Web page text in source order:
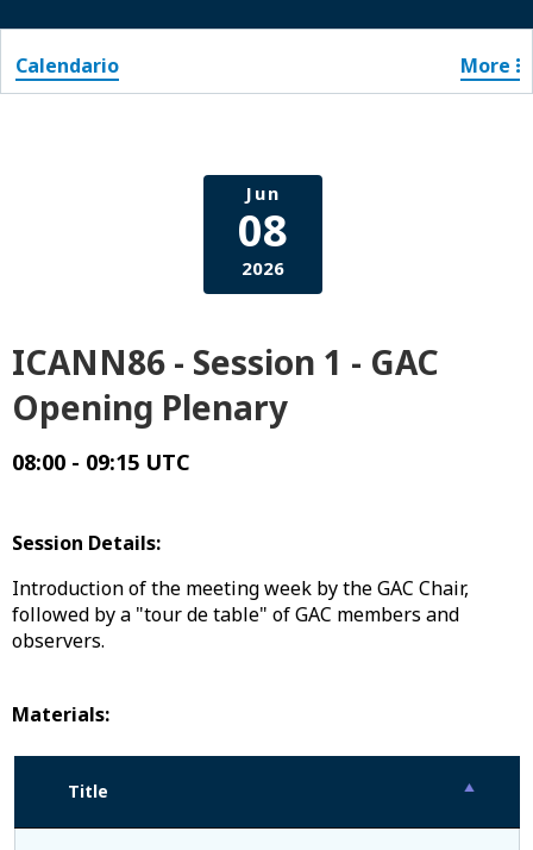
Calendario More
Jun
08
2026
ICANN86 - Session 1 - GAC
Opening Plenary
08:00 - 09:15 UTC
Session Details:
Introduction of the meeting week by the GAC Chair,
followed by a "tour de table" of GAC members and
observers.
Materials:
Title